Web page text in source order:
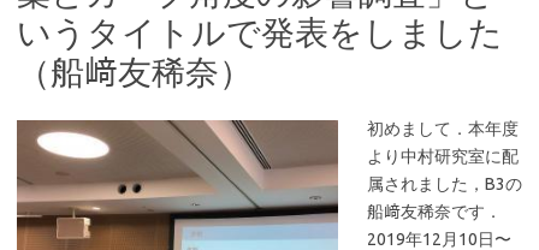
いうタイトルで発表をしました
（船﨑友稀奈）
初めまして．本年度
より中村研究室に配
属されました，B3の
船﨑友稀奈です．
2019年12月10日〜